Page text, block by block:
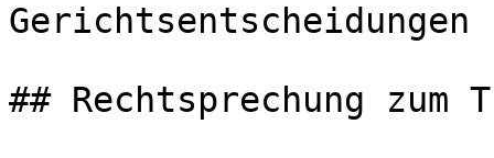
Gerichtsentscheidungen
## Rechtsprechung zum